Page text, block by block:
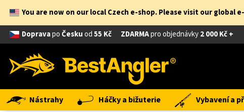
You are now on our local Czech e-shop. Please visit our global
DopravapoČeskuod55 Kč ZDARMApro objednávky2 000 Kč +
Nástrahy Háčky a bižuterie Vybavení a